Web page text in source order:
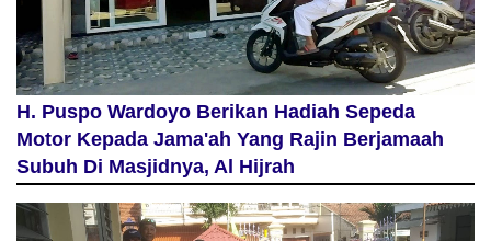
H. Puspo Wardoyo Berikan Hadiah Sepeda
Motor Kepada Jama'ah Yang Rajin Berjamaah
Subuh Di Masjidnya, Al Hijrah